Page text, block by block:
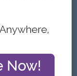
တန်းများတက်